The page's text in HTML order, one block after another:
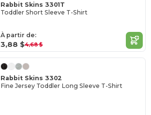
Rabbit Skins 3301T
Toddler Short Sleeve T-Shirt
À partir de:
3,88 $4,68 $
Rabbit Skins 3302
Fine Jersey Toddler Long Sleeve T-Shirt